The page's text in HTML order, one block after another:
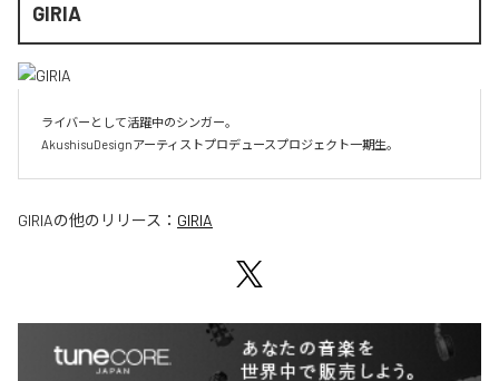
GIRIA
ライバーとして活躍中のシンガー。
AkushisuDesignアーティストプロデュースプロジェクト一期生。
GIRIAの他のリリース： GIRIA